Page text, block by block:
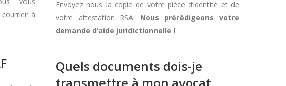
à
Envoyez nous la copie de votre pièce d’identité et de
votre attestation RSA. Nous prérédigeons votre
demande d’aide juridictionnelle !
Quels documents dois-je